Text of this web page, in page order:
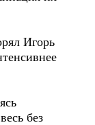
Игорь
без